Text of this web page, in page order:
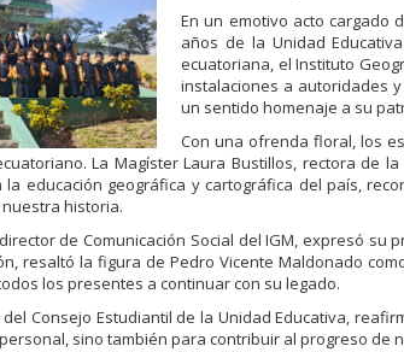
En un emotivo acto cargado
años de la Unidad
ecuatoriana, el Instituto
instalaciones a autoridades
un sentido homenaje a su
Con una ofrenda floral, los
La Magíster Laura Bustillos, rectora de
educación geográfica y cartográfica del país,
historia.
de Comunicación Social del IGM, expresó
resaltó la figura de Pedro Vicente Maldonado
los presentes a continuar con su legado.
Consejo Estudiantil de la Unidad Educativa,
sino también para contribuir al progreso de